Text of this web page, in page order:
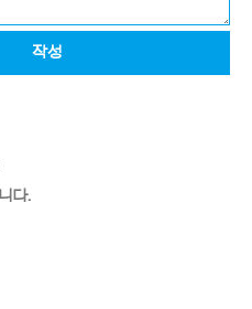
작성
다.